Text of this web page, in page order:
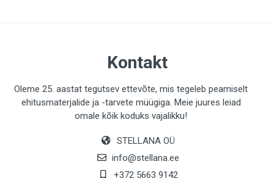
Kontakt
Oleme 25. aastat tegutsev ettevõte, mis tegeleb peamiselt
ehitusmaterjalide ja -tarvete müügiga. Meie juures leiad
omale kõik koduks vajalikku!
STELLANA OÜ
info@stellana.ee
+372 5663 9142